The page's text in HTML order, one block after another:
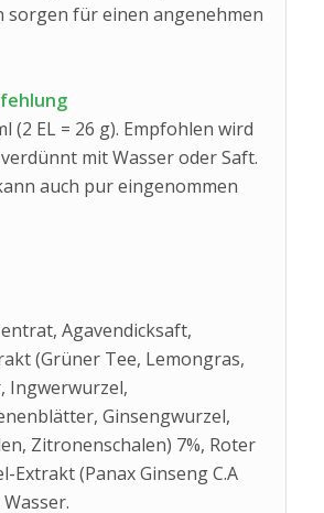
sorgen für einen angenehmen
(2 EL = 26 g). Empfohlen wird
mit Wasser oder Saft.
auch pur eingenommen
Agavendicksaft,
(Grüner Tee, Lemongras,
Ingwerwurzel,
Ginsengwurzel,
Zitronenschalen) 7%, Roter
Extrakt (Panax Ginseng C.A